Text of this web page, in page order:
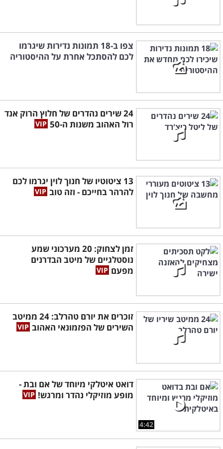
צפו ב-18 תמונות נדירות שיגרמו
לכם להסתכל אחרת על ההיסטוריה
24 שירים נהדרים של חלוץ הרוק אנד
רול האהוב משנות ה-50
13 ציטוטיו של חנוך לוין יגרמו לכם
להרהר בחייכם - וזה טוב
זמן לצחוק: 20 מערכוני שמע
נוסטלגיים של מיטב הבדרנים
מפעם
זוכרים את יורם טהרלב: 24 ממיטב
השירים של הפזמונאי האהוב
4:42
דואט איטלקי מיוחד של אם ובת -
מופע מוזיקלי נהדר ומרגש!